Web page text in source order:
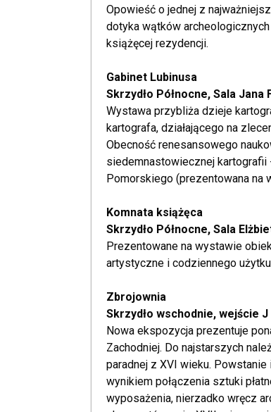
Opowieść o jednej z
dotyka wątków
książęcej rezydencji.
Gabinet Lubinusa
Skrzydło Północne, Sala Jana
Wystawa przybliża dzieje
kartografa, działającego na
Obecność renesansowego
siedemnastowiecznej
Pomorskiego (prezentowana na
Komnata książęca
Skrzydło Północne, Sala
Prezentowane na wystawie
artystyczne i codziennego
Zbrojownia
Skrzydło wschodnie, wejście J
Nowa ekspozycja prezentuje
Zachodniej. Do najstarszych
paradnej z XVI wieku.
wynikiem połączenia sztuki
wyposażenia, nierzadko wręcz